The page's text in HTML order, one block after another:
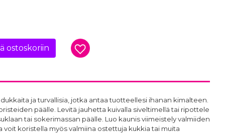
ostoskoriin
ja turvallisia, jotka antaa tuotteellesi ihanan kimalteen.
päälle. Levitä jauhetta kuivalla siveltimellä tai ripottele
tai sokerimassan päälle. Luo kaunis viimeistely valmiiden
koristella myös valmiina ostettuja kukkia tai muita